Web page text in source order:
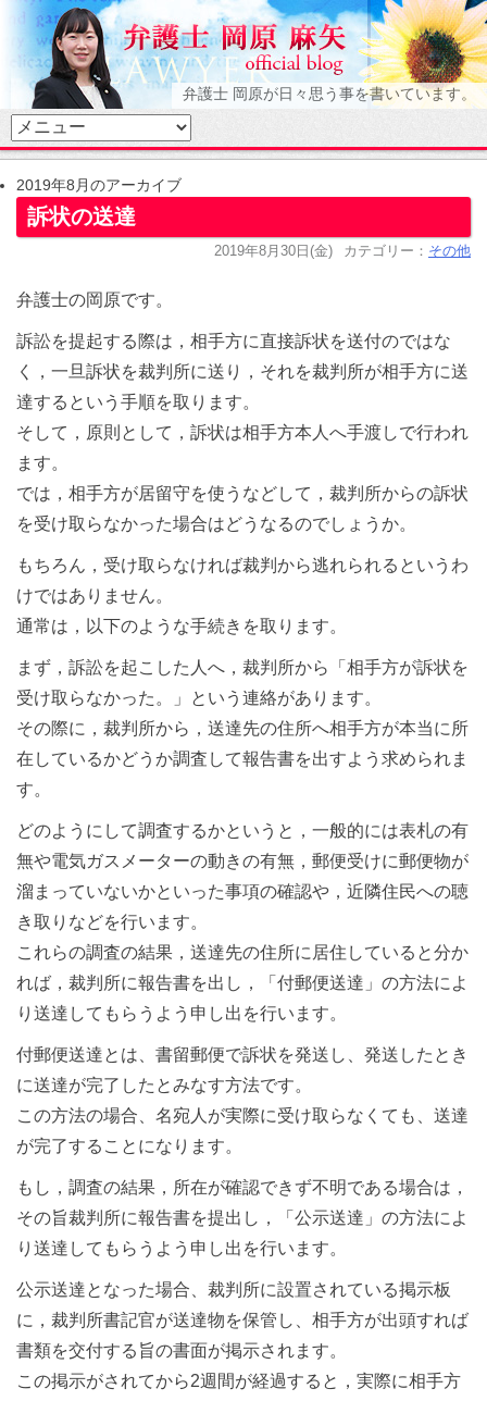
弁護士 岡原が日々思う事を書いています。
2019年8月のアーカイブ
訴状の送達
2019年8月30日(金) カテゴリー： その他
弁護士の岡原です。
訴訟を提起する際は，相手方に直接訴状を送付のではな
く，一旦訴状を裁判所に送り，それを裁判所が相手方に送
達するという手順を取ります。
そして，原則として，訴状は相手方本人へ手渡しで行われ
ます。
では，相手方が居留守を使うなどして，裁判所からの訴状
を受け取らなかった場合はどうなるのでしょうか。
もちろん，受け取らなければ裁判から逃れられるというわ
けではありません。
通常は，以下のような手続きを取ります。
まず，訴訟を起こした人へ，裁判所から「相手方が訴状を
受け取らなかった。」という連絡があります。
その際に，裁判所から，送達先の住所へ相手方が本当に所
在しているかどうか調査して報告書を出すよう求められま
す。
どのようにして調査するかというと，一般的には表札の有
無や電気ガスメーターの動きの有無，郵便受けに郵便物が
溜まっていないかといった事項の確認や，近隣住民への聴
き取りなどを行います。
これらの調査の結果，送達先の住所に居住していると分か
れば，裁判所に報告書を出し，「付郵便送達」の方法によ
り送達してもらうよう申し出を行います。
付郵便送達とは、書留郵便で訴状を発送し、発送したとき
に送達が完了したとみなす方法です。
この方法の場合、名宛人が実際に受け取らなくても、送達
が完了することになります。
もし，調査の結果，所在が確認できず不明である場合は，
その旨裁判所に報告書を提出し，「公示送達」の方法によ
り送達してもらうよう申し出を行います。
公示送達となった場合、裁判所に設置されている掲示板
に，裁判所書記官が送達物を保管し、相手方が出頭すれば
書類を交付する旨の書面が掲示されます。
この掲示がされてから2週間が経過すると，実際に相手方